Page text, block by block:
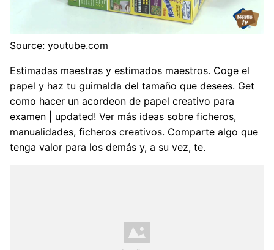
Source: youtube.com
Estimadas maestras y estimados maestros. Coge el
papel y haz tu guirnalda del tamaño que desees. Get
como hacer un acordeon de papel creativo para
examen | updated! Ver más ideas sobre ficheros,
manualidades, ficheros creativos. Comparte algo que
tenga valor para los demás y, a su vez, te.